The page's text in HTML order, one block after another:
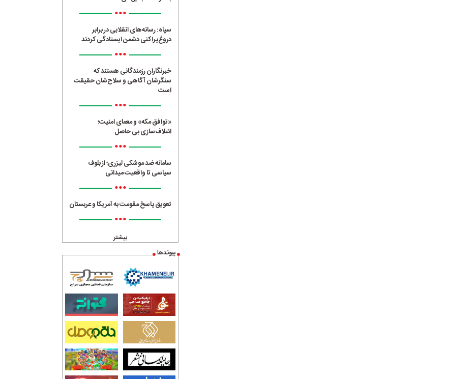
•••
سپاه: رسانه‌های انقلابی در برابر
دروغ‌پراکنی دشمن ایستادگی کردند
•••
خبرنگاران رزمندگانی هستند که
سنگرشان آگاهی و سلاح‌شان حقیقت
است
•••
«توافق مکه» و معمای امنیت؛
ائتلاف‌سازی بی حاصل
•••
سامانه ضد موشکی لیزری؛ از بلوف
سیاسی تا واقعیت میدانی
•••
تعویق پاسخ مقومت به آمریکا و عربستان
•••
بیشتر
پیوندها